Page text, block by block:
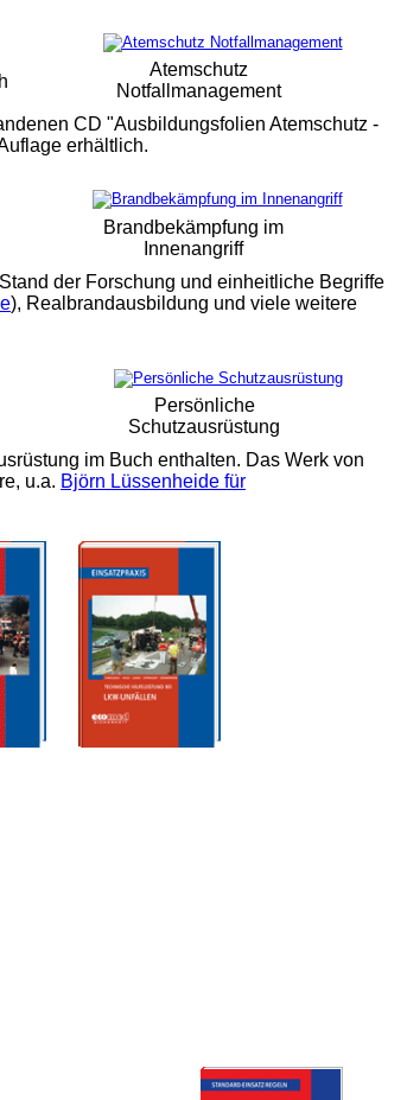
Atemschutz
Notfallmanagement
CD "Ausbildungsfolien Atemschutz -
erhältlich.
Brandbekämpfung im
Innenangriff
der Forschung und einheitliche Begriffe
), Realbrandausbildung und viele weitere
Persönliche
Schutzausrüstung
im Buch enthalten. Das Werk von
u.a. Björn Lüssenheide für